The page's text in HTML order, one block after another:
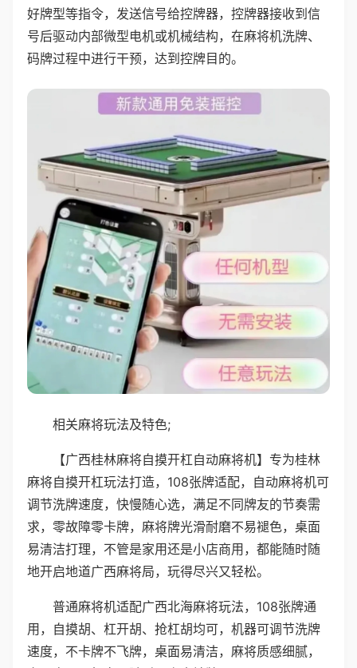
好牌型等指令，发送信号给控牌器，控牌器接收到信
号后驱动内部微型电机或机械结构，在麻将机洗牌、
码牌过程中进行干预，达到控牌目的。
相关麻将玩法及特色;
【广西桂林麻将自摸开杠自动麻将机】专为桂林
麻将自摸开杠玩法打造，108张牌适配，自动麻将机可
调节洗牌速度，快慢随心选，满足不同牌友的节奏需
求，零故障零卡牌，麻将牌光滑耐磨不易褪色，桌面
易清洁打理，不管是家用还是小店商用，都能随时随
地开启地道广西麻将局，玩得尽兴又轻松。
普通麻将机适配广西北海麻将玩法，108张牌通
用，自摸胡、杠开胡、抢杠胡均可，机器可调节洗牌
速度，不卡牌不飞牌，桌面易清洁，麻将质感细腻，